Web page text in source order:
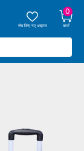
सेव किए गए आइटम
0
कार्ट